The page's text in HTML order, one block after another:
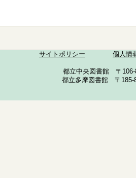
サイトポリシー 個人情
都立中央図書館 〒
都立多摩図書館 〒185-